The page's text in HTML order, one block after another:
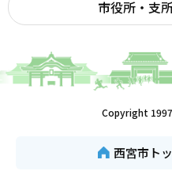
市役所・支
Copyright
西宮市ト